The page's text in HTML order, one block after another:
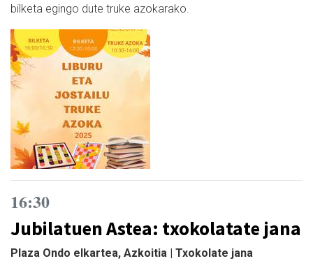
bilketa egingo dute truke azokarako.
16:30
Jubilatuen Astea: txokolatate jana
Plaza Ondo elkartea, Azkoitia | Txokolate jana